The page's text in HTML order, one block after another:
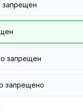
запрещен
запрещен
запрещено